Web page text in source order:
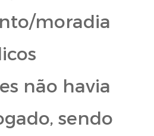
moradia
não havia
sendo